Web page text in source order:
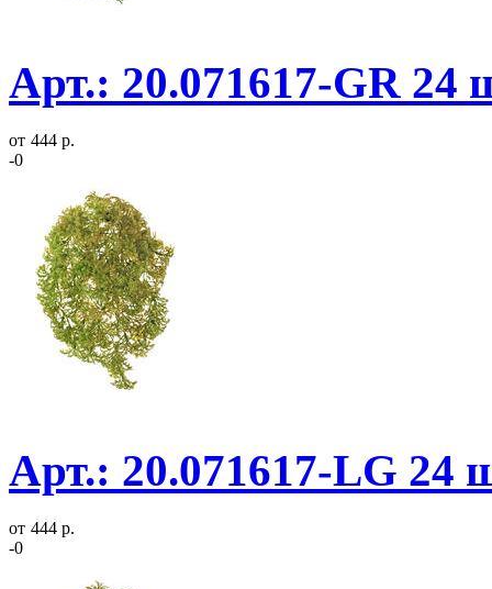
Арт.: 20.071617-GR 24
от 444 р.
-0
Арт.: 20.071617-LG 24
от 444 р.
-0